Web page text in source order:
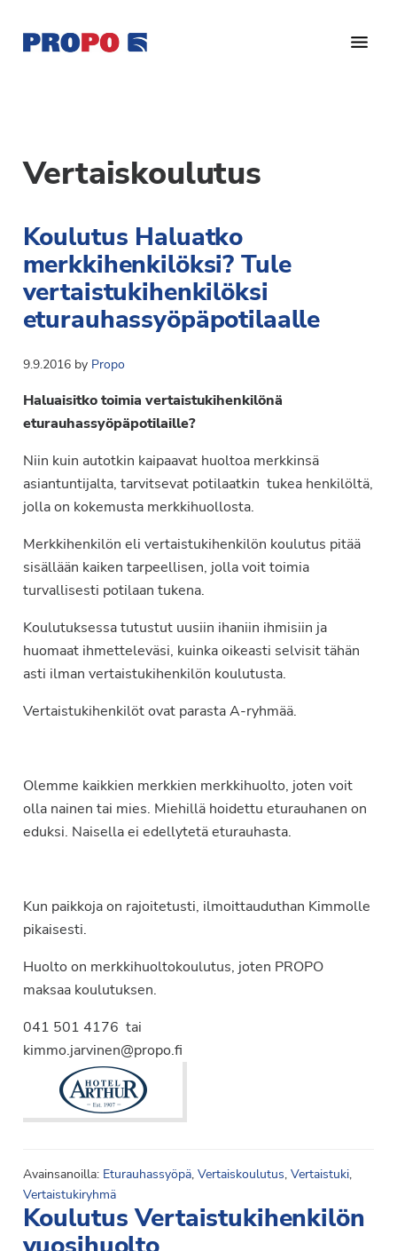
pääsisältöön
alatunnisteeseen
Suomen
eturauhassyöpäyhdistys
Ry
potilasjärjestö,
joka
perustettu
1997.
Yhdistys
on
Syöpäyhdistyksen
jäsenjärjestö.
Vertaiskoulutus
Koulutus Haluatko
merkkihenkilöksi? Tule
vertaistukihenkilöksi
eturauhassyöpäpotilaalle
9.9.2016by Propo
Haluaisitko toimia vertaistukihenkilönä
eturauhassyöpäpotilaille?
Niin kuin autotkin kaipaavat huoltoa merkkinsä
asiantuntijalta, tarvitsevat potilaatkin tukea henkilöltä,
jolla on kokemusta merkkihuollosta.
Merkkihenkilön eli vertaistukihenkilön koulutus pitää
sisällään kaiken tarpeellisen, jolla voit toimia
turvallisesti potilaan tukena.
Koulutuksessa tutustut uusiin ihaniin ihmisiin ja
huomaat ihmetteleväsi, kuinka oikeasti selvisit tähän
asti ilman vertaistukihenkilön koulutusta.
Vertaistukihenkilöt ovat parasta A-ryhmää.
Olemme kaikkien merkkien merkkihuolto, joten voit
olla nainen tai mies. Miehillä hoidettu eturauhanen on
eduksi. Naisella ei edellytetä eturauhasta.
Kun paikkoja on rajoitetusti, ilmoittauduthan Kimmolle
pikaisesti.
Huolto on merkkihuoltokoulutus, joten PROPO
maksaa koulutuksen.
041 501 4176 tai
Avainsanoilla: Eturauhassyöpä, Vertaiskoulutus, Vertaistuki,
Vertaistukiryhmä
Koulutus Vertaistukihenkilön